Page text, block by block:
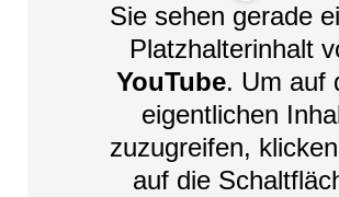
Sie sehen gerade
Platzhalterinhalt
YouTube. Um auf
eigentlichen
zuzugreifen,
auf die